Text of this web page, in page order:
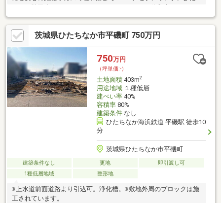
で買い物も安心♪◆既存集落とは 既存集落内の自己用住宅扱い
による建築確認申請のため、対象者は限定されます。 稲田、佐
和、高野、高場、田彦地区に昭和46年3月以前に本籍か住所を所
有してい た方、または10年以上居住している方が対象です。
茨城県ひたちなか市平磯町 750万円
750万円
（坪単価:-）
土地面積403m2
用途地域１種低層
建ぺい率40%
容積率80%
建築条件なし
ひたちなか海浜鉄道 平磯駅 徒歩10
分
茨城県ひたちなか市平磯町
建築条件なし 更地
即引渡し可
1種低層地域
整形地
※上水道前面道路より引込可。浄化槽。※敷地外周のブロックは施
工されています。